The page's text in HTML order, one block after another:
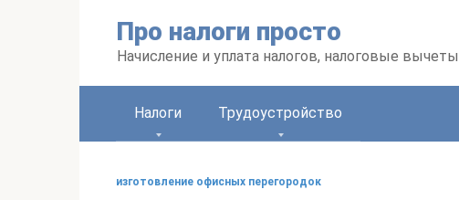
Про налоги просто
Начисление и уплата налогов, налоговые вычеты
Налоги Трудоустройство
изготовление офисных перегородок